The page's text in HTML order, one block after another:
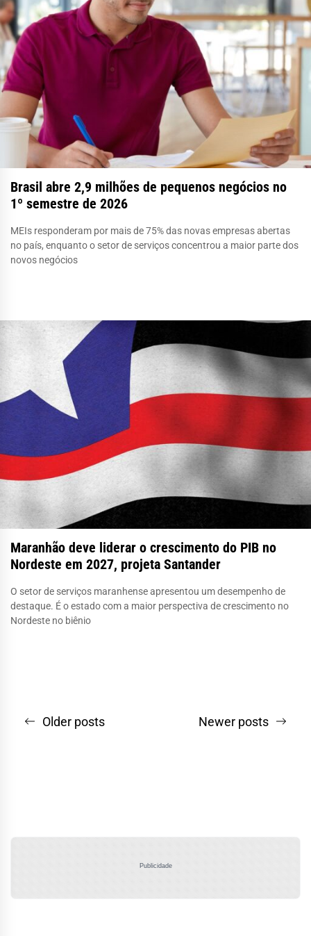
Brasil abre 2,9 milhões de pequenos negócios no
1º semestre de 2026
MEIs responderam por mais de 75% das novas empresas abertas
no país, enquanto o setor de serviços concentrou a maior parte dos
novos negócios
Maranhão deve liderar o crescimento do PIB no
Nordeste em 2027, projeta Santander
O setor de serviços maranhense apresentou um desempenho de
destaque. É o estado com a maior perspectiva de crescimento no
Nordeste no biênio
Navegação
Older posts Newer posts
Publicidade